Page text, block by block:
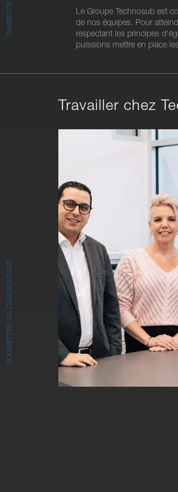
DIVERSITÉ
Le Groupe Technosub est
de nos équipes. Pour
respectant les principes
puissions mettre en place
SOUMETTRE SA CANDIDATURE
Travailler chez